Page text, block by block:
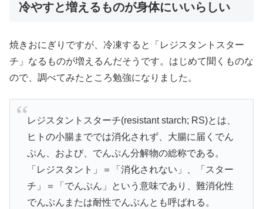
冷やすと増えるものが身体にいいらしい
焼きおにぎりですが、冷凍すると「レジスタントスター
チ」なるものが増えるんだそうです。はじめて聞くものな
ので、調べてみたところ勉強になりました。
レジスタントスターチ(resistant starch; RS)とは、
ヒトの小腸まででは消化されず、大腸に届くでん
ぷん、および、でんぷん分解物の総称である。
「レジスタント」＝「消化されない」、「スター
チ」＝「でんぷん」という意味であり、難消化性
でんぷんまたは耐性でんぷんとも呼ばれる。